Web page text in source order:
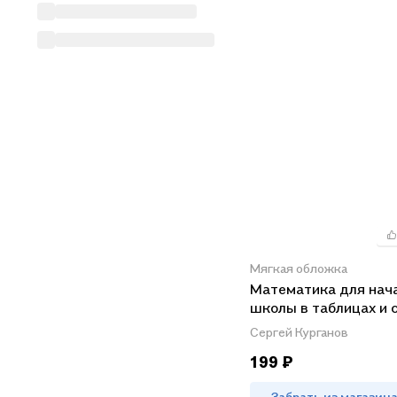
Мягкая обложка
Математика для
школы в таблицах и
правила и формулы,
определения и
задачи с решениями
Сергей Курганов
199 ₽